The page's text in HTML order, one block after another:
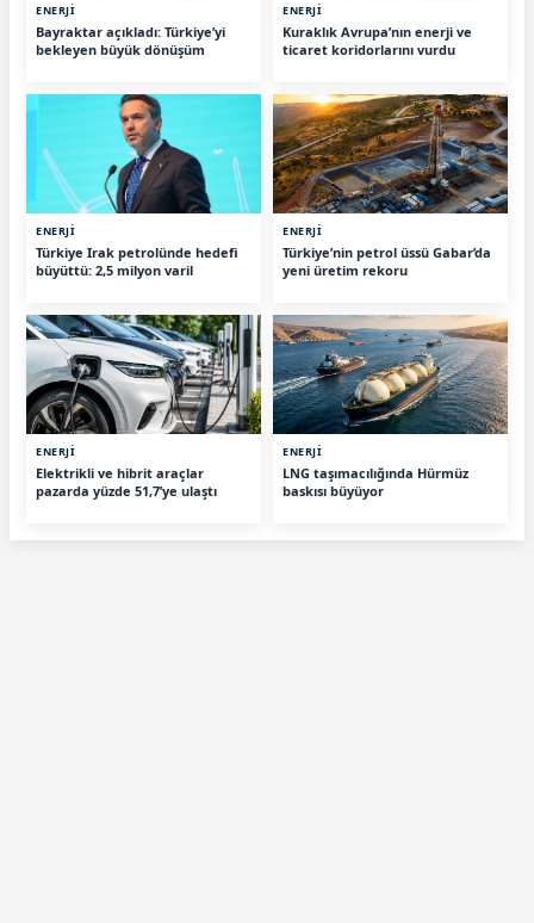
ENERJİ
Bayraktar açıkladı: Türkiye’yi
bekleyen büyük dönüşüm
ENERJİ
Kuraklık Avrupa’nın enerji ve
ticaret koridorlarını vurdu
ENERJİ
Türkiye Irak petrolünde hedefi
büyüttü: 2,5 milyon varil
ENERJİ
Türkiye’nin petrol üssü Gabar’da
yeni üretim rekoru
ENERJİ
Elektrikli ve hibrit araçlar
pazarda yüzde 51,7’ye ulaştı
ENERJİ
LNG taşımacılığında Hürmüz
baskısı büyüyor